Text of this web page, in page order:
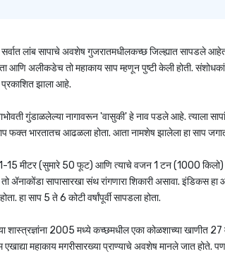
लांब सापाचे अवशेष गुजरातमधीलकच्छ जिल्ह्यात सापडले
आणि अलीकडेच तो महाकाय साप म्हणून पुष्टी केली होती.
प्रकाशित झाला आहे.
गुंडाळलेल्या नागावरून 'वासुकी' हे नाव पडले आहे. त्याला
फक्त भारतातच आढळला होता. आता नामशेष झालेला हा साप
11-15 मीटर (सुमारे 50 फूट) आणि त्याचे वजन 1 टन (1000
ॲनाकोंडा सापासारखा संथ रांगणारा शिकारी असावा. इंडिकस
हा साप 5 ते 6 कोटी वर्षांपूर्वी सापडला होता.
शास्त्रज्ञांना 2005 मध्ये कच्छमधील एका कोळशाच्या खाणीत
महाकाय मगरीसारख्या प्राण्याचे अवशेष मानले जात होते.